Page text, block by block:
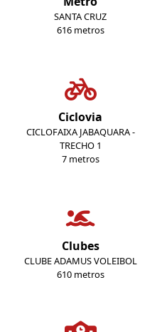
SANTA CRUZ
616 metros
Ciclovia
CICLOFAIXA JABAQUARA -
TRECHO 1
7 metros
Clubes
CLUBE ADAMUS VOLEIBOL
610 metros